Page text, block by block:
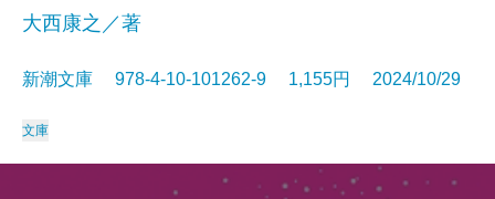
大西康之／著
新潮文庫 978-4-10-101262-9 1,155円 2024/10/29
文庫